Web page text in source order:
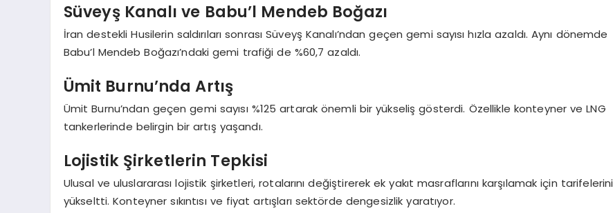
Süveyş Kanalı ve Babu’l Mendeb Boğazı
İran destekli Husilerin saldırıları sonrası Süveyş Kanalı’ndan geçen gemi sayısı hızla azaldı. Aynı dönemde
Babu’l Mendeb Boğazı’ndaki gemi trafiği de %60,7 azaldı.
Ümit Burnu’nda Artış
Ümit Burnu’ndan geçen gemi sayısı %125 artarak önemli bir yükseliş gösterdi. Özellikle konteyner ve LNG
tankerlerinde belirgin bir artış yaşandı.
Lojistik Şirketlerin Tepkisi
Ulusal ve uluslararası lojistik şirketleri, rotalarını değiştirerek ek yakıt masraflarını karşılamak için tarifelerini
yükseltti. Konteyner sıkıntısı ve fiyat artışları sektörde dengesizlik yaratıyor.